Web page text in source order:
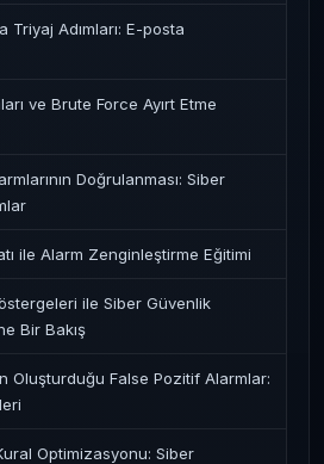
Triyaj Adımları: E-posta
ve Brute Force Ayırt Etme
Doğrulanması: Siber
ile Alarm Zenginleştirme Eğitimi
ile Siber Güvenlik
Bir Bakış
Oluşturduğu False Pozitif Alarmlar:
Optimizasyonu: Siber